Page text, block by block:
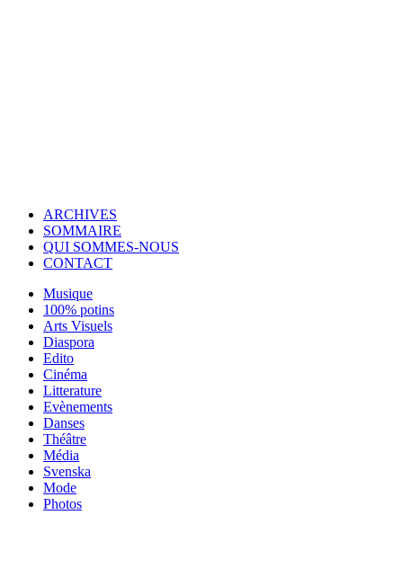
ARCHIVES
SOMMAIRE
QUI SOMMES-NOUS
CONTACT
Musique
100% potins
Arts Visuels
Diaspora
Edito
Cinéma
Litterature
Evènements
Danses
Théâtre
Média
Svenska
Mode
Photos